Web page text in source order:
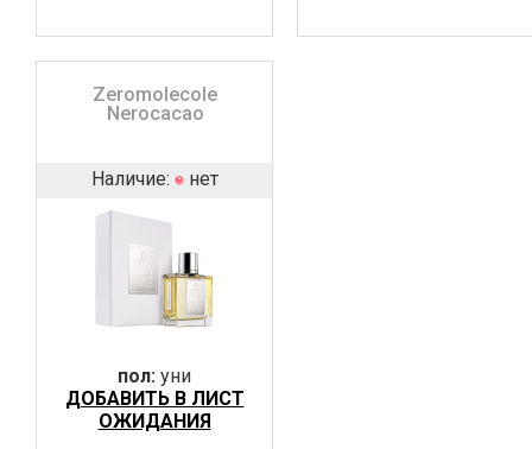
Zeromolecole
Nerocacao
Наличие: нет
пол: уни
ДОБАВИТЬ В ЛИСТ
ОЖИДАНИЯ